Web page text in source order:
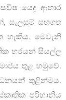
යෙදූ ආහාර
සැලසුම් සහගත
හැකිය. මෙවැනි
හරයන් සියල්ල
තුළ හමුවේ.
තුළින්මය.
පරිහානිය